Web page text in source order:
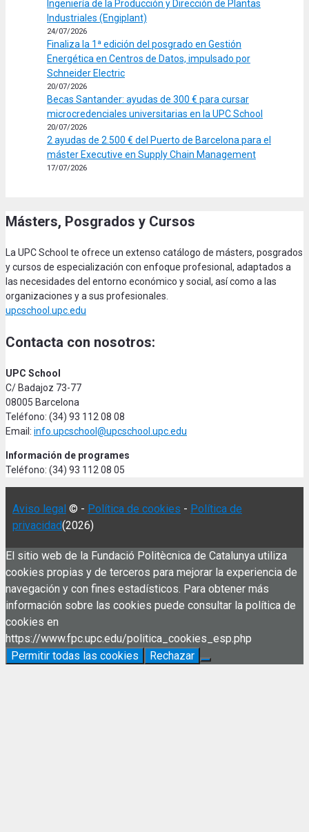
Ingeniería de la Producción y Dirección de Plantas
Industriales (Engiplant)
24/07/2026
Finaliza la 1ª edición del posgrado en Gestión
Energética en Centros de Datos, impulsado por
Schneider Electric
20/07/2026
Becas Santander: ayudas de 300 € para cursar
microcredenciales universitarias en la UPC School
20/07/2026
2 ayudas de 2.500 € del Puerto de Barcelona para el
máster Executive en Supply Chain Management
17/07/2026
Másters, Posgrados y Cursos
La UPC School te ofrece un extenso catálogo de másters, posgrados
y cursos de especialización con enfoque profesional, adaptados a
las necesidades del entorno económico y social, así como a las
organizaciones y a sus profesionales.
upcschool.upc.edu
Contacta con nosotros:
UPC School
C/ Badajoz 73-77
08005 Barcelona
Teléfono: (34) 93 112 08 08
Email: info.upcschool@upcschool.upc.edu
Información de programes
Teléfono: (34) 93 112 08 05
Aviso legal © - Política de cookies - Política de
privacidad(2026)
El sitio web de la Fundació Politècnica de Catalunya utiliza
cookies propias y de terceros para mejorar la experiencia de
navegación y con fines estadísticos. Para obtener más
información sobre las cookies puede consultar la política de
cookies en
https://www.fpc.upc.edu/politica_cookies_esp.php
Permitir todas las cookies
Rechazar